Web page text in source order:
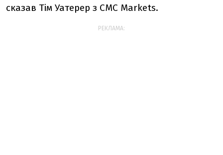
сказав Тім Уатерер з CMC Markets.
РЕКЛАМА: